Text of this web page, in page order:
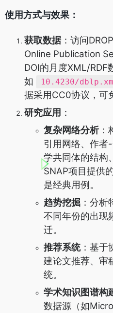
使用方式与效果：
获取数据 ：访问
Online Publication
DOI的月度XML/RDF
如
10.4230/
据采用CC0协议，可
研究应用 ：
复杂网络分析
引用网络、作者
学共同体的结构
SNAP项目提供
是经典用例。
趋势挖掘 ：分析
不同年份的出现
迁。
推荐系统：基于
建论文推荐、审
统。
学术知识图谱构
数据源（如